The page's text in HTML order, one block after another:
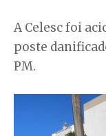
A Celesc foi
poste
PM.